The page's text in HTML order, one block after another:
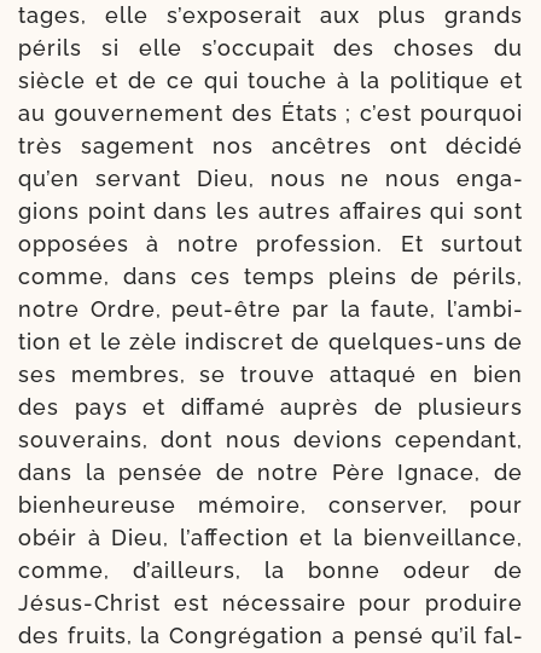
tages, elle s’ex­po­se­rait aux plus grands
périls si elle s’oc­cu­pait des choses du
siècle et de ce qui touche à la poli­tique et
au gou­ver­ne­ment des États ; c’est pour­quoi
très sage­ment nos ancêtres ont déci­dé
qu’en ser­vant Dieu, nous ne nous enga­
gions point dans les autres affaires qui sont
oppo­sées à notre pro­fes­sion. Et sur­tout
comme, dans ces temps pleins de périls,
notre Ordre, peut-​être par la faute, l’am­bi­
tion et le zèle indis­cret de quelques-​uns de
ses membres, se trouve atta­qué en bien
des pays et dif­fa­mé auprès de plu­sieurs
sou­ve­rains, dont nous devions cepen­dant,
dans la pen­sée de notre Père Ignace, de
bien­heu­reuse mémoire, conser­ver, pour
obéir à Dieu, l’af­fec­tion et la bien­veillance,
comme, d’ailleurs, la bonne odeur de
Jésus-​Christ est néces­saire pour pro­duire
des fruits, la Congrégation a pen­sé qu’il fal­